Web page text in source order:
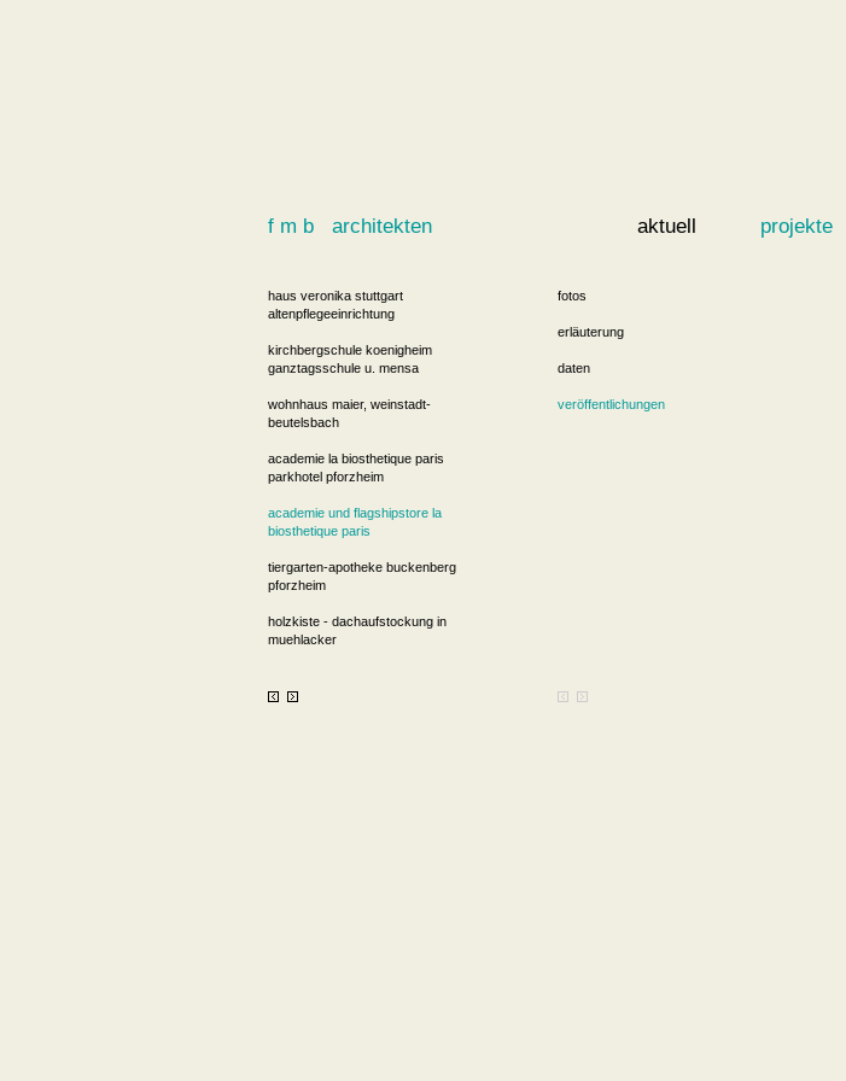
f m b architekten aktuell projekte
haus veronika stuttgart
altenpflegeeinrichtung
kirchbergschule koenigheim
ganztagsschule u. mensa
wohnhaus maier, weinstadt-
beutelsbach
academie la biosthetique paris
parkhotel pforzheim
academie und flagshipstore la
biosthetique paris
tiergarten-apotheke buckenberg
pforzheim
holzkiste - dachaufstockung in
muehlacker
fotos
erläuterung
daten
veröffentlichungen